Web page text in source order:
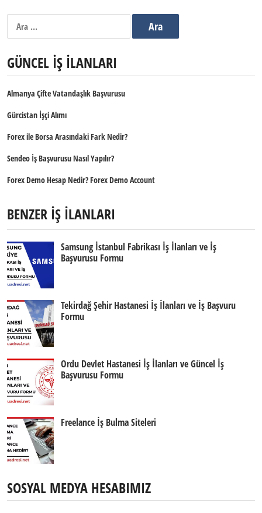
GÜNCEL İŞ İLANLARI
Almanya Çifte Vatandaşlık Başvurusu
Gürcistan İşçi Alımı
Forex ile Borsa Arasındaki Fark Nedir?
Sendeo İş Başvurusu Nasıl Yapılır?
Forex Demo Hesap Nedir? Forex Demo Account
BENZER İŞ İLANLARI
Samsung İstanbul Fabrikası İş İlanları ve İş
Başvurusu Formu
Tekirdağ Şehir Hastanesi İş İlanları ve İş Başvuru
Formu
Ordu Devlet Hastanesi İş İlanları ve Güncel İş
Başvurusu Formu
Freelance İş Bulma Siteleri
SOSYAL MEDYA HESABIMIZ